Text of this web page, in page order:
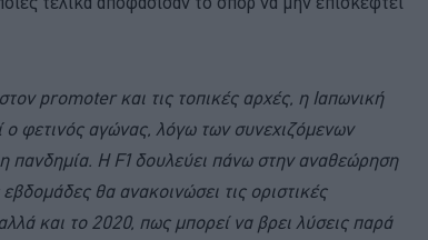
promoter και τις τοπικές αρχές, η Ιαπωνική
φετινός αγώνας, λόγω των συνεχιζόμενων
πανδημία. Η F1 δουλεύει πάνω στην αναθεώρηση
θα ανακοινώσει τις οριστικές
και το 2020, πως μπορεί να βρει λύσεις παρά